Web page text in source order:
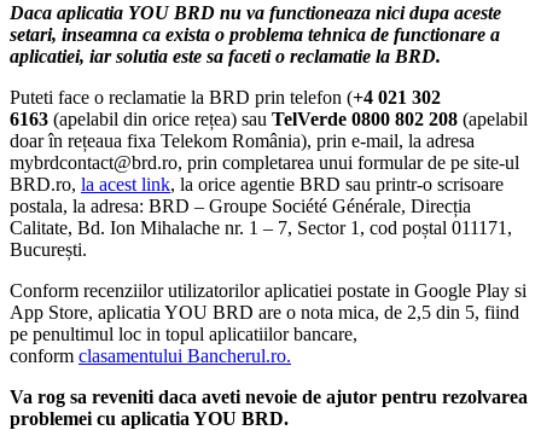
Daca aplicatia YOU BRD nu va functioneaza nici dupa aceste
setari, inseamna ca exista o problema tehnica de functionare a
aplicatiei, iar solutia este sa faceti o reclamatie la BRD.
Puteti face o reclamatie la BRD prin telefon (+4 021 302
6163 (apelabil din orice rețea) sau TelVerde 0800 802 208 (apelabil
doar în rețeaua fixa Telekom România), prin e-mail, la adresa
mybrdcontact@brd.ro, prin completarea unui formular de pe site-ul
BRD.ro, la acest link, la orice agentie BRD sau printr-o scrisoare
postala, la adresa: BRD – Groupe Société Générale, Direcția
Calitate, Bd. Ion Mihalache nr. 1 – 7, Sector 1, cod poștal 011171,
București.
Conform recenziilor utilizatorilor aplicatiei postate in Google Play si
App Store, aplicatia YOU BRD are o nota mica, de 2,5 din 5, fiind
pe penultimul loc in topul aplicatiilor bancare,
conform clasamentului Bancherul.ro.
Va rog sa reveniti daca aveti nevoie de ajutor pentru rezolvarea
problemei cu aplicatia YOU BRD.